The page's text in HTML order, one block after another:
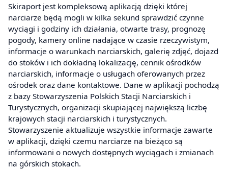
Skiraport jest kompleksową aplikacją dzięki której
narciarze będą mogli w kilka sekund sprawdzić czynne
wyciągi i godziny ich działania, otwarte trasy, prognozę
pogody, kamery online nadające w czasie rzeczywistym,
informacje o warunkach narciarskich, galerię zdjęć, dojazd
do stoków i ich dokładną lokalizację, cennik ośrodków
narciarskich, informacje o usługach oferowanych przez
ośrodek oraz dane kontaktowe. Dane w aplikacji pochodzą
z bazy Stowarzyszenia Polskich Stacji Narciarskich i
Turystycznych, organizacji skupiającej największą liczbę
krajowych stacji narciarskich i turystycznych.
Stowarzyszenie aktualizuje wszystkie informacje zawarte
w aplikacji, dzięki czemu narciarze na bieżąco są
informowani o nowych dostępnych wyciągach i zmianach
na górskich stokach.